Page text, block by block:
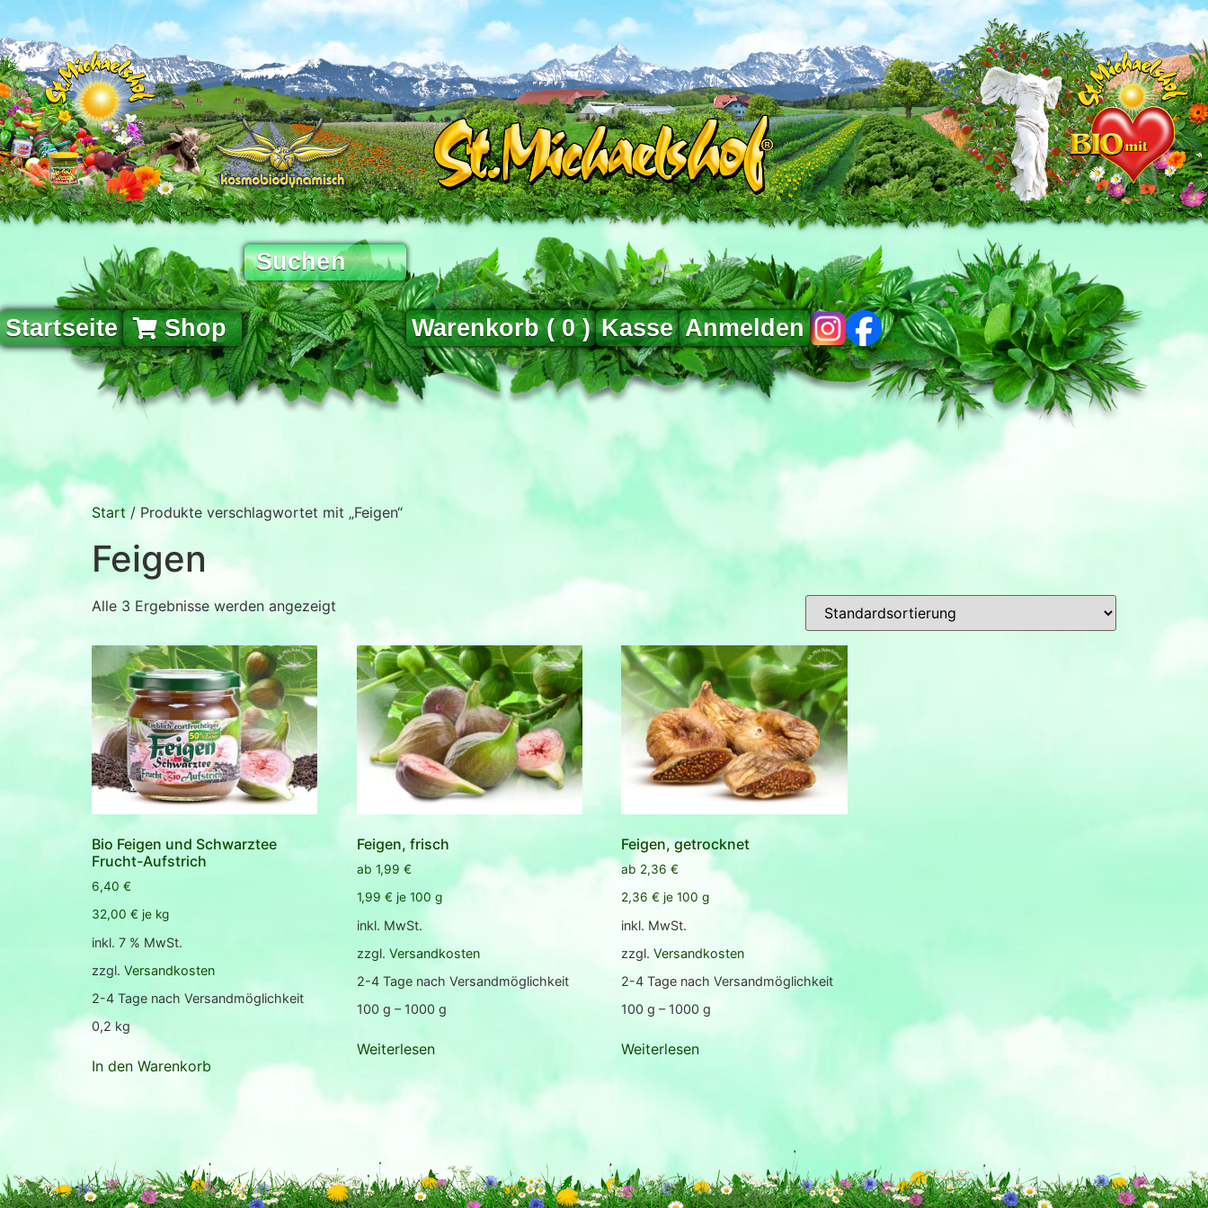
Startseite Shop Warenkorb (0) Kasse
ig fb
Anmelden
Start/ Produkte verschlagwortet mit „Feigen“
Feigen
Alle 3 Ergebnisse werden angezeigt
Bio Feigen und Schwarztee
Frucht-Aufstrich
6,40 €
32,00 € je kg
inkl. 7 % MwSt.
zzgl. Versandkosten
2-4 Tage nach Versandmöglichkeit
0,2kg
In den Warenkorb
Feigen, frisch
ab 1,99 €
1,99 € je 100 g
inkl. MwSt.
zzgl. Versandkosten
2-4 Tage nach Versandmöglichkeit
100 g – 1000 g
Weiterlesen
Feigen, getrocknet
ab 2,36€
2,36€ je100 g
inkl. MwSt.
zzgl.Versandkosten
2-4 Tage nach Versandmöglichkeit
100g – 1000g
Weiterlesen